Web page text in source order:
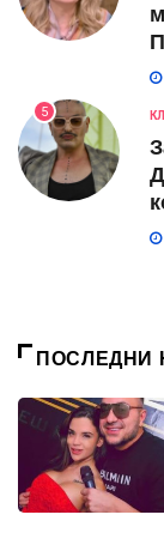
5
ПОСЛЕДНИ